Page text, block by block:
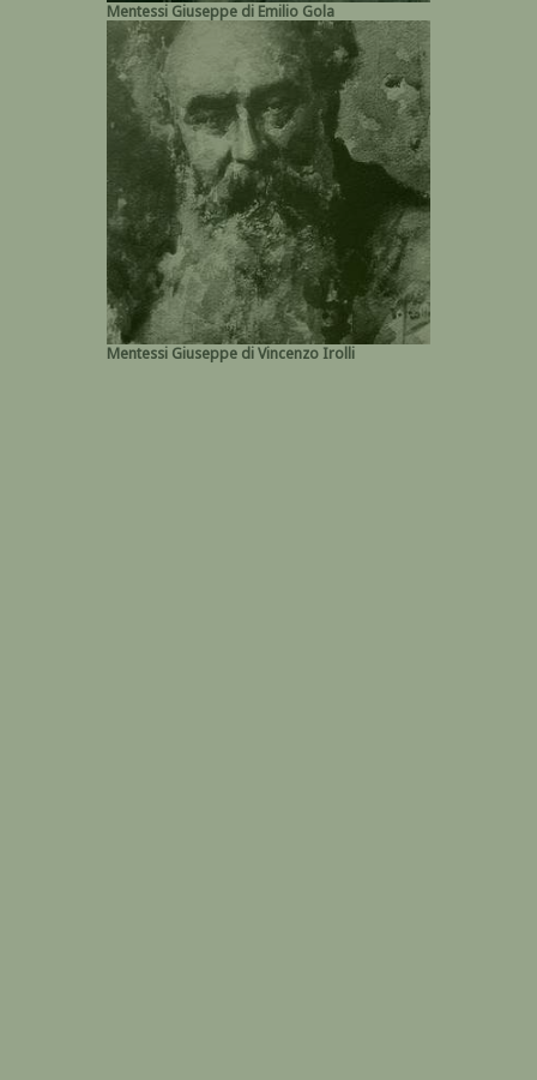
Mentessi Giuseppe di Emilio Gola
Mentessi Giuseppe di Vincenzo Irolli